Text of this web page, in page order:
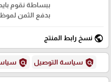
ببساطة نقوم
بدفع الثمن
public نسخ رابط المنتج
policy سياسة التوصيل policy